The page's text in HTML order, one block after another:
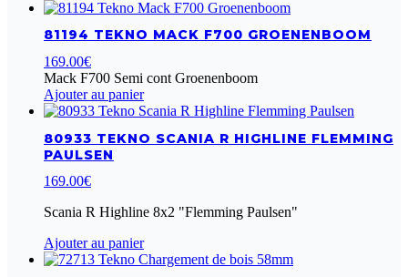
81194 TEKNO MACK F700 GROENENBOOM
169.00€
Mack F700 Semi cont Groenenboom
Ajouter au panier
80933 TEKNO SCANIA R HIGHLINE FLEMMING
PAULSEN
169.00€
Scania R Highline 8x2 "Flemming Paulsen"
Ajouter au panier